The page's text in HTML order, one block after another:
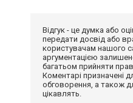
Відгук - це думка або
передати досвід або
користувачам нашого
аргументацією
багатьом прийняти
Коментарі призначені
обговорення, а також
цікавлять.